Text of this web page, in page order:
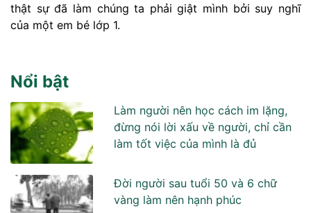
thật sự đã làm chúng ta phải giật mình bởi suy nghĩ
của một em bé lớp 1.
Nổi bật
Làm người nên học cách im lặng,
đừng nói lời xấu về người, chỉ cần
làm tốt việc của mình là đủ
Đời người sau tuổi 50 và 6 chữ
vàng làm nên hạnh phúc